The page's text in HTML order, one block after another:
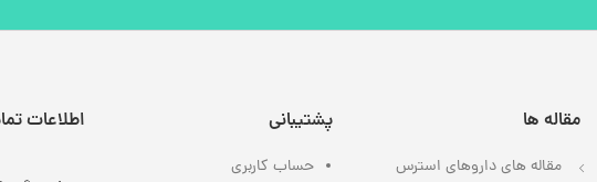
مقاله ها
مقاله های داروهای استرس
پشتیبانی
حساب کاربری
اطلاعات